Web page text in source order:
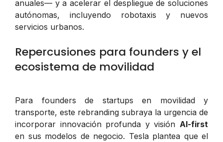
anuales— y a acelerar el despliegue de soluciones
autónomas, incluyendo robotaxis y nuevos
servicios urbanos.
Repercusiones para founders y el
ecosistema de movilidad
Para founders de startups en movilidad y
transporte, este rebranding subraya la urgencia de
incorporar innovación profunda y visión AI-first
en sus modelos de negocio. Tesla plantea que el